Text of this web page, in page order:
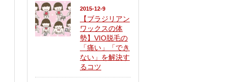
2015-12-9
【ブラジリアン
ワックスの体
勢】VIO脱毛の
「痛い」「でき
ない」を解決す
るコツ